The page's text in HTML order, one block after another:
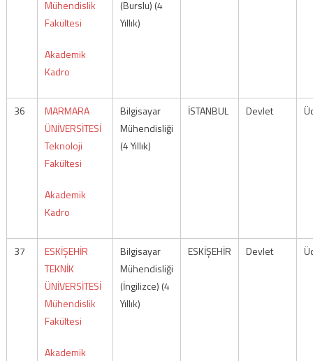
Mühendislik
Fakültesi
Akademik
Kadro
(Burslu) (4
Yıllık)
36
MARMARA
ÜNİVERSİTESİ
Teknoloji
Fakültesi
Akademik
Kadro
Bilgisayar
Mühendisliği
(4 Yıllık)
İSTANBUL Devlet
37
ESKİŞEHİR
TEKNİK
ÜNİVERSİTESİ
Mühendislik
Fakültesi
Akademik
Bilgisayar
Mühendisliği
(İngilizce) (4
Yıllık)
ESKİŞEHİR Devlet